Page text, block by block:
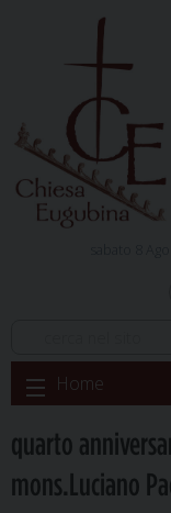
Skip
to
Home
quarto
mons.Luciano